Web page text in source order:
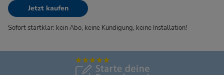
Jetzt kaufen
Sofort startklar: kein Abo, keine Kündigung, keine Installation!